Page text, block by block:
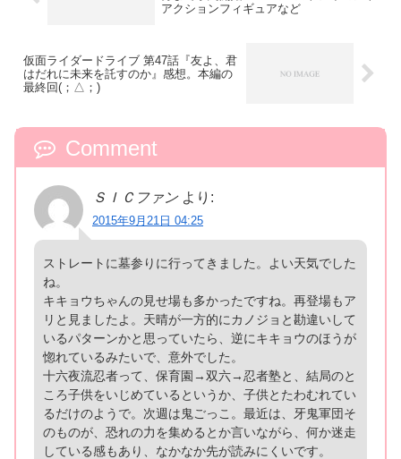
アクションフィギュアなど
仮面ライダードライブ 第47話『友よ、君
はだれに未来を託すのか』感想。本編の
最終回(；△；)
Comment
ＳＩＣファン より:
2015年9月21日 04:25
ストレートに墓参りに行ってきました。よい天気でした
ね。
キキョウちゃんの見せ場も多かったですね。再登場もア
リと見ましたよ。天晴が一方的にカノジョと勘違いして
いるパターンかと思っていたら、逆にキキョウのほうが
惚れているみたいで、意外でした。
十六夜流忍者って、保育園→双六→忍者塾と、結局のと
ころ子供をいじめているというか、子供とたわむれてい
るだけのようで。次週は鬼ごっこ。最近は、牙鬼軍団そ
のものが、恐れの力を集めるとか言いながら、何か迷走
している感もあり、なかなか先が読みにくいです。